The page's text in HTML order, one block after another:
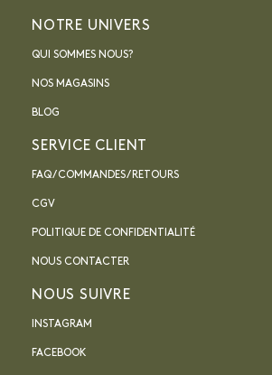
NOTRE UNIVERS
QUI SOMMES NOUS?
NOS MAGASINS
BLOG
SERVICE CLIENT
FAQ / COMMANDES / RETOURS
CGV
POLITIQUE DE CONFIDENTIALITÉ
NOUS CONTACTER
NOUS SUIVRE
INSTAGRAM
FACEBOOK